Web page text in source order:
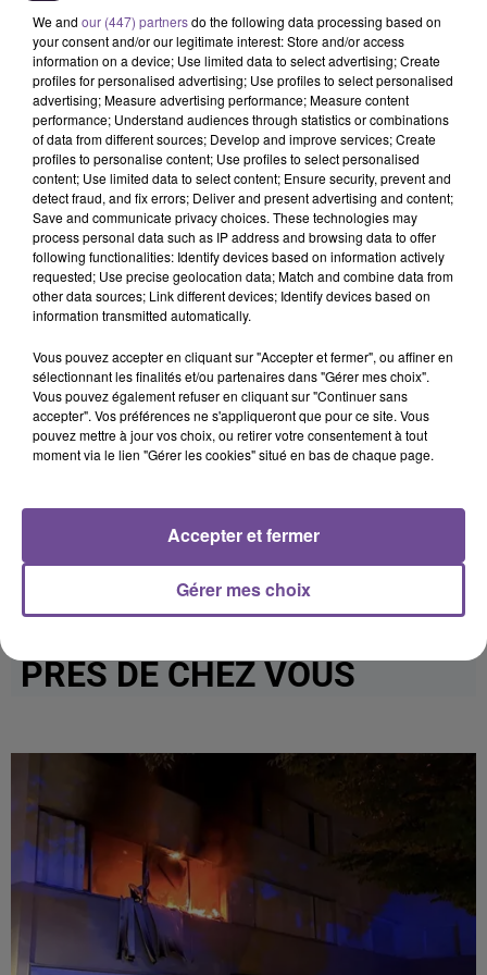
Good Feeling Fou De Toi
NORMA JEAN MARTINE
Overdrive
ANGÈLE FEAT. JUSTICE
What You Want
KATY PERRY
Roar
3h30
3h30
ABIGEL TOTH X AKCENT
Sugar Daddy
Cet élément est masqué compte-tenu du refus du
dépôt de cookies que vous avez exprimé. Si vous
souhaitez l'afficher, merci de nous donner votre accord
en cliquant sur le bouton ci-dessous.
Afficher l'élément
PRÈS DE CHEZ VOUS
We and our (447) partnersdo the following data processing based on
your consent and/or our legitimate interest: Store and/or access
information on a device; Use limited data to select advertising; Create
profiles for personalised advertising; Use profiles to select personalised
advertising; Measure advertising performance; Measure content
performance; Understand audiences through statistics or combinations
of data from different sources; Develop and improve services; Create
profiles to personalise content; Use profiles to select personalised
content; Use limited data to select content; Ensure security, prevent and
detect fraud, and fix errors; Deliver and present advertising and content;
Save and communicate privacy choices. These technologies may
process personal data such as IP address and browsing data to offer
following functionalities: Identify devices based on information actively
requested; Use precise geolocation data; Match and combine data from
other data sources; Link different devices; Identify devices based on
information transmitted automatically.
Vous pouvez accepter en cliquant sur "Accepter et fermer", ou affiner en
sélectionnant les finalités et/ou partenaires dans "Gérer mes choix".
Vous pouvez également refuser en cliquant sur "Continuer sans
accepter". Vos préférences ne s'appliqueront que pour ce site. Vous
pouvez mettre à jour vos choix, ou retirer votre consentement à tout
moment via le lien "Gérer les cookies" situé en bas de chaque page.
Gérer mes choix
Accepter et fermer